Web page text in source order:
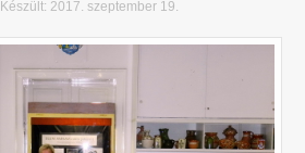
Készült: 2017. szeptember 19.